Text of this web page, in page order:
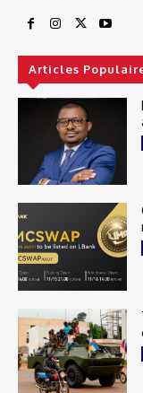
Articles